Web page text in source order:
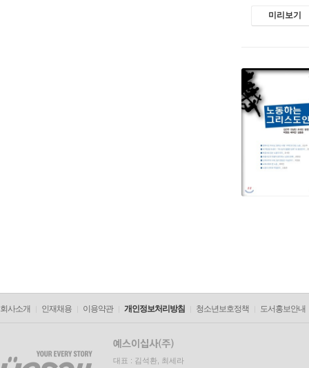
미리보기
회사소개 인재채용 이용약관 개인정보처리방침 청소년보호정책 도서홍보안내
대표 : 김석환, 최세라